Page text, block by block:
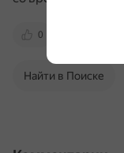
0
Найти в Поиске